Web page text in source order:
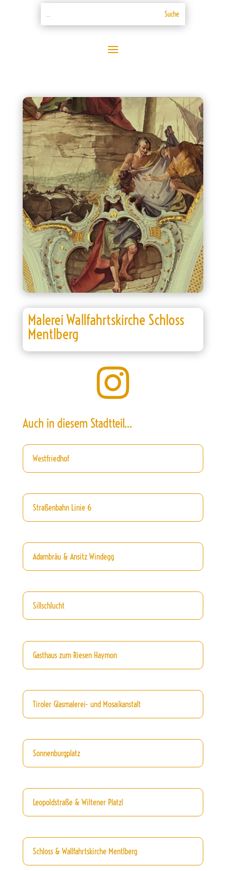
Malerei Wallfahrtskirche Schloss
Mentlberg

Auch in diesem Stadtteil…
Westfriedhof
Straßenbahn Linie 6
Adambräu & Ansitz Windegg
Sillschlucht
Gasthaus zum Riesen Haymon
Tiroler Glasmalerei- und Mosaikanstalt
Sonnenburgplatz
Leopoldstraße & Wiltener Platzl
Schloss & Wallfahrtskirche Mentlberg